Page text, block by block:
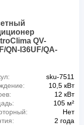
QV-
QN-I36UF/QA-
sku-7511
10,5 кВт
12 кВт
105 м²
Нет
2 года